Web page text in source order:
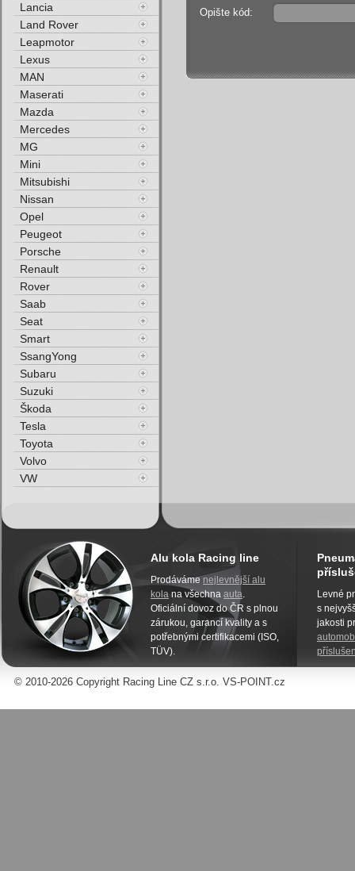
Opište kód:
Lancia
Land Rover
Leapmotor
Lexus
MAN
Maserati
Mazda
Mercedes
MG
Mini
Mitsubishi
Nissan
Opel
Peugeot
Porsche
Renault
Rover
Saab
Seat
Smart
SsangYong
Subaru
Suzuki
Škoda
Tesla
Toyota
Volvo
VW
Alu kola Racing line
Prodáváme nejlevnější alu
kola na všechna auta.
Oficiální dovoz do ČR s plnou
zárukou, garancí kvality a s
potřebnými certifikacemi (ISO,
TÜV).
Levné
s
jakosti
© 2010-2026 Copyright Racing Line CZ s.r.o. VS-POINT.cz